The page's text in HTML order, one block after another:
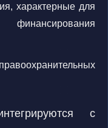
характерные для
с